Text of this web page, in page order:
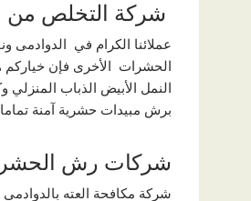
شركة التخلص من
عملائنا الكرام في الدوادمى
الحشرات الأخرى فإن خياركم
النمل الأبيض الذباب
برش مبيدات حشرية آمنة
شركات رش
شركة مكافحة العته